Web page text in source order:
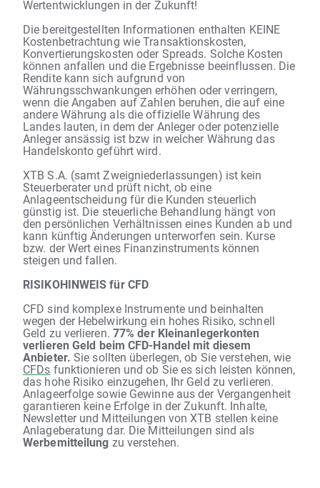
Wertentwicklungen in der Zukunft!
Die bereitgestellten Informationen enthalten KEINE
Kostenbetrachtung wie Transaktionskosten,
Konvertierungskosten oder Spreads. Solche Kosten
können anfallen und die Ergebnisse beeinflussen. Die
Rendite kann sich aufgrund von
Währungsschwankungen erhöhen oder verringern,
wenn die Angaben auf Zahlen beruhen, die auf eine
andere Währung als die offizielle Währung des
Landes lauten, in dem der Anleger oder potenzielle
Anleger ansässig ist bzw in welcher Währung das
Handelskonto geführt wird.
XTB S.A. (samt Zweigniederlassungen) ist kein
Steuerberater und prüft nicht, ob eine
Anlageentscheidung für die Kunden steuerlich
günstig ist. Die steuerliche Behandlung hängt von
den persönlichen Verhältnissen eines Kunden ab und
kann künftig Änderungen unterworfen sein. Kurse
bzw. der Wert eines Finanzinstruments können
steigen und fallen.
RISIKOHINWEIS für CFD
CFD sind komplexe Instrumente und beinhalten
wegen der Hebelwirkung ein hohes Risiko, schnell
Geld zu verlieren. 77% der Kleinanlegerkonten
verlieren Geld beim CFD-Handel mit diesem
Anbieter. Sie sollten überlegen, ob Sie verstehen, wie
CFDs funktionieren und ob Sie es sich leisten können,
das hohe Risiko einzugehen, Ihr Geld zu verlieren.
Anlageerfolge sowie Gewinne aus der Vergangenheit
garantieren keine Erfolge in der Zukunft. Inhalte,
Newsletter und Mitteilungen von XTB stellen keine
Anlageberatung dar. Die Mitteilungen sind als
Werbemitteilung zu verstehen.